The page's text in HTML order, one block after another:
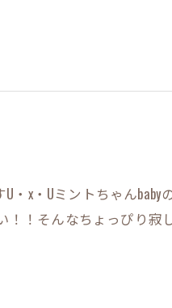
x・Uミントちゃんbaby
！そんなちょっぴり寂